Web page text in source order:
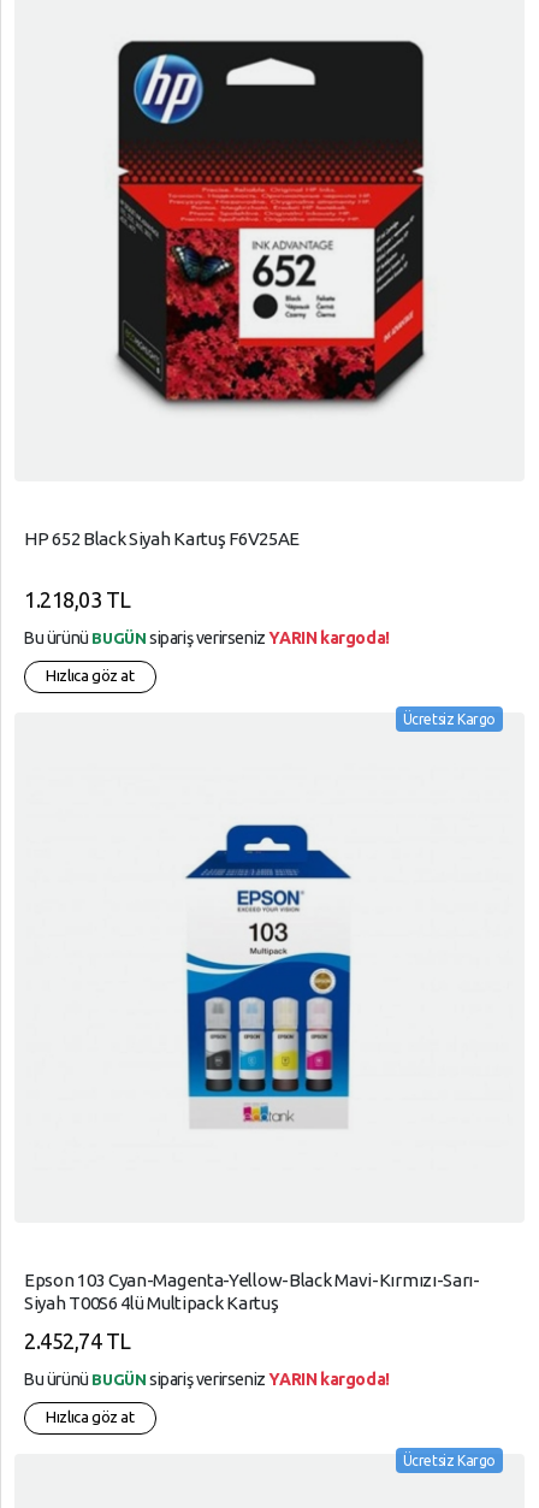
HP 652 Black Siyah Kartuş F6V25AE
1.218,03 TL
Bu ürünü BUGÜN sipariş verirsenizYARIN kargoda!
Hızlıca göz at
Ücretsiz Kargo
Epson 103 Cyan-Magenta-Yellow-Black Mavi-Kırmızı-Sarı-
Siyah T00S6 4lü Multipack Kartuş
2.452,74 TL
Bu ürünü BUGÜN sipariş verirsenizYARIN kargoda!
Hızlıca göz at
Ücretsiz Kargo